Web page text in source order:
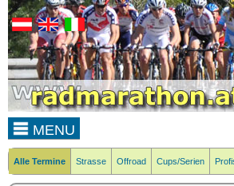
MENU
Alle Termine Strasse Offroad Cups/Serien